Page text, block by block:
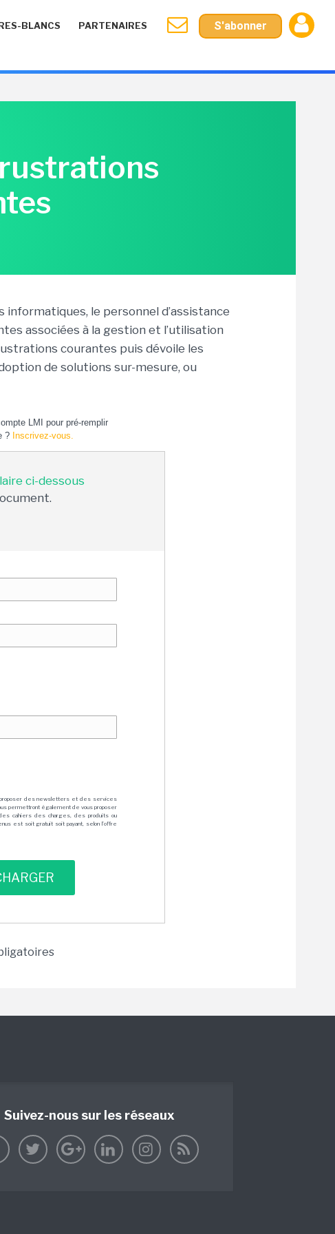
BLANCS PARTENAIRES S'abonner
le personnel d’assistance
associées à la gestion et l’utilisation
courantes puis dévoile les
de solutions sur-mesure, ou
LMI pour pré-remplir
? Inscrivez-vous.
ci-dessous
proposer des newsletters et des services
permettront également de vous proposer
cahiers des charges, des produits ou
est soit gratuit soit payant, selon l'offre
Suivez-nous sur les réseaux